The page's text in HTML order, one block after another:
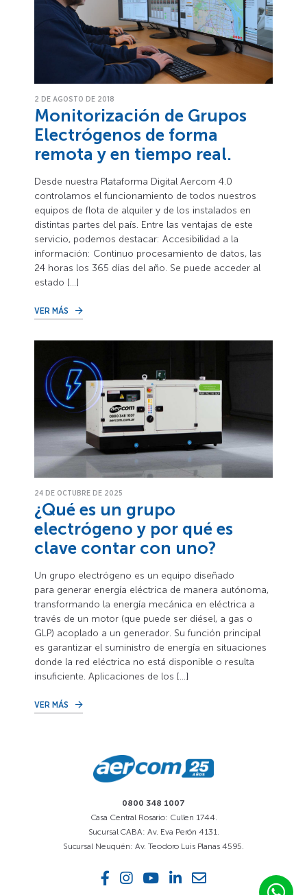
2 DE AGOSTO DE 2018
Monitorización de Grupos
Electrógenos de forma
remota y en tiempo real.
Desde nuestra Plataforma Digital Aercom 4.0
controlamos el funcionamiento de todos nuestros
equipos de flota de alquiler y de los instalados en
distintas partes del país. Entre las ventajas de este
servicio, podemos destacar: Accesibilidad a la
información: Continuo procesamiento de datos, las
24 horas los 365 días del año. Se puede acceder al
estado […]
VER MÁS
24 DE OCTUBRE DE 2025
¿Qué es un grupo
electrógeno y por qué es
clave contar con uno?
Un grupo electrógeno es un equipo diseñado
para generar energía eléctrica de manera autónoma,
transformando la energía mecánica en eléctrica a
través de un motor (que puede ser diésel, a gas o
GLP) acoplado a un generador. Su función principal
es garantizar el suministro de energía en situaciones
donde la red eléctrica no está disponible o resulta
insuficiente. Aplicaciones de los […]
VER MÁS
0800 348 1007
Casa Central Rosario: Cullen 1744.
Sucursal CABA: Av. Eva Perón 4131.
Sucursal Neuquén: Av. Teodoro Luis Planas 4595.